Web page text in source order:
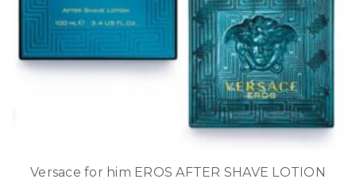
Versace for him EROS AFTER SHAVE LOTION